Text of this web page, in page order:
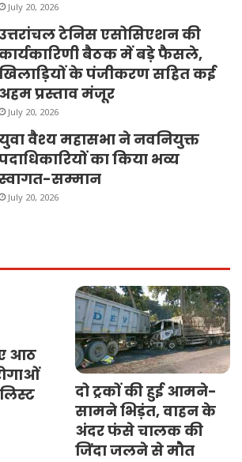
July 20, 2026
टेनिस एसोसिएशन की
बैठक में बड़े फैसले,
के पंजीकरण सहित कई
अहम प्रस्ताव मंजूर
July 20, 2026
वैश्य महासभा ने नवनियुक्त
का किया भव्य
सम्मान
July 20, 2026
आठ
दो ट्रकों की हुई आमने-
सामने भिड़ंत, वाहन के
अंदर फंसे चालक की
जिंदा जलने से मौत